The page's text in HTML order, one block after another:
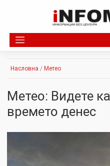
Насловна / Метео
Метео: Видете
времето денес